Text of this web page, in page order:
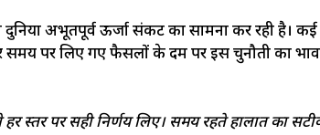
दुनिया अभूतपूर्व ऊर्जा संकट का सामना कर रही है।
समय पर लिए गए फैसलों के दम पर इस चुनौती का
स्तर पर सही निर्णय लिए। समय रहते हालात का